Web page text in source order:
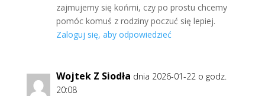
zajmujemy się końmi, czy po prostu chcemy
pomóc komuś z rodziny poczuć się lepiej.
Zaloguj się, aby odpowiedzieć
Wojtek Z Siodła dnia 2026-01-22 o godz.
20:08